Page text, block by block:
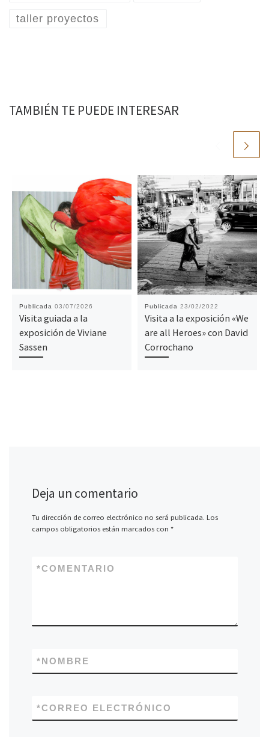
taller proyectos
TAMBIÉN TE PUEDE INTERESAR
Publicada 03/07/2026
Visita guiada a la
exposición de Viviane
Sassen
Publicada 23/02/2022
Visita a la exposición «We
are all Heroes» con David
Corrochano
Deja un comentario
Tu dirección de correo electrónico no será publicada. Los
campos obligatorios están marcados con *
COMENTARIO
*
NOMBRE
*
CORREO ELECTRÓNICO
*